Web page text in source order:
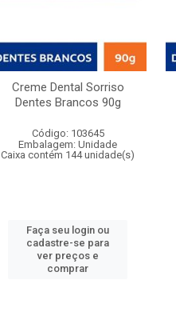
Creme Dental Sorriso
Dentes Brancos 90g
Código: 103645
Embalagem: Unidade
Caixa contém 144 unidade(s)
Faça seu login ou
cadastre-se para
ver preços e
comprar